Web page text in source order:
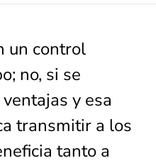
un control
no, si se
y esa
transmitir a los
tanto a